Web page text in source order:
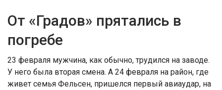
От «Градов» прятались в
погребе
23 февраля мужчина, как обычно, трудился на заводе.
У него была вторая смена. А 24 февраля на район, где
живет семья Фельсен, пришелся первый авиаудар, на